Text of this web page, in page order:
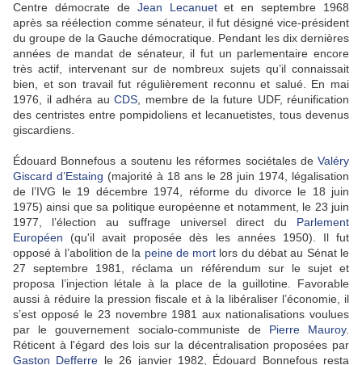
Centre démocrate de Jean Lecanuetet en septembre 1968
après sa réélection comme sénateur, il fut désigné vice-président
du groupe de la Gauche démocratique. Pendant les dix dernières
années de mandat de sénateur, il fut un parlementaire encore
très actif, intervenant sur de nombreux sujets qu’il connaissait
bien, et son travail fut régulièrement reconnu et salué. En mai
1976, il adhéra au CDS , membre de la future UDF, réunification
des centristes entre pompidoliens et lecanuetistes, tous devenus
giscardiens.
Édouard Bonnefous a soutenu les réformes sociétales de Valéry
Giscard d’Estaing (majorité à 18 ans le 28 juin 1974, légalisation
de l’IVG le 19 décembre 1974, réforme du divorce le 18 juin
1975) ainsi que sa politique européenne et notamment, le 23 juin
1977, l’élection au suffrage universel direct du Parlement
Européen (qu'il avait proposée dès les années 1950). Il fut
opposé à l’abolition de la peine de mort lors du débat au Sénat le
27 septembre 1981, réclama un référendum sur le sujet et
proposa l’injection létale à la place de la guillotine. Favorable
aussi à réduire la pression fiscale et à la libéraliser l’économie, il
s’est opposé le 23 novembre 1981 aux nationalisations voulues
par le gouvernement socialo-communiste de Pierre Mauroy.
Réticent à l'égard des lois sur la décentralisation proposées par
Gaston Defferre le 26 janvier 1982, Édouard Bonnefous resta